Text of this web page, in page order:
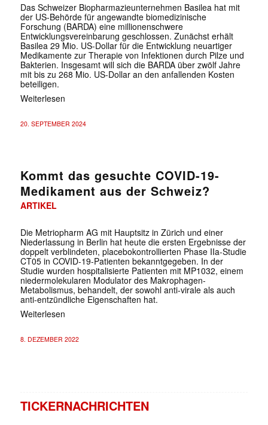
Das Schweizer Biopharmazieunternehmen Basilea hat mit
der US-Behörde für angewandte biomedizinische
Forschung (BARDA) eine millionenschwere
Entwicklungsvereinbarung geschlossen. Zunächst erhält
Basilea 29 Mio. US-Dollar für die Entwicklung neuartiger
Medikamente zur Therapie von Infektionen durch Pilze und
Bakterien. Insgesamt will sich die BARDA über zwölf Jahre
mit bis zu 268 Mio. US-Dollar an den anfallenden Kosten
beteiligen.
Weiterlesen
20. SEPTEMBER 2024
Kommt das gesuchte COVID-19-
Medikament aus der Schweiz?
ARTIKEL
Die Metriopharm AG mit Hauptsitz in Zürich und einer
Niederlassung in Berlin hat heute die ersten Ergebnisse der
doppelt verblindeten, placebokontrollierten Phase IIa-Studie
CT05 in COVID-19-Patienten bekanntgegeben. In der
Studie wurden hospitalisierte Patienten mit MP1032, einem
niedermolekularen Modulator des Makrophagen-
Metabolismus, behandelt, der sowohl anti-virale als auch
anti-entzündliche Eigenschaften hat.
Weiterlesen
8. DEZEMBER 2022
TICKERNACHRICHTEN